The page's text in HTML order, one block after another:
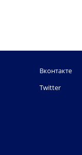
Вконтакте
Twitter